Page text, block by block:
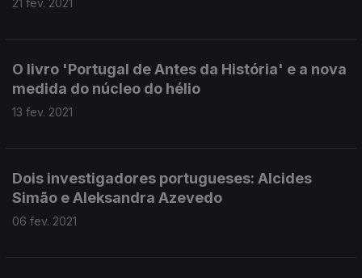
21 fev. 2021
O livro 'Portugal de Antes da História' e a nova
medida do núcleo do hélio
13 fev. 2021
Dois investigadores portugueses: Alcides
Simão e Aleksandra Azevedo
06 fev. 2021